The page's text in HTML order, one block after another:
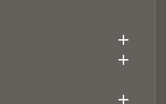


